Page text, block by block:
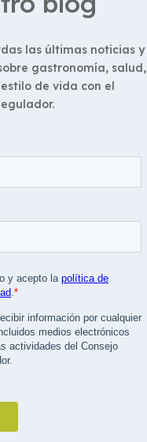
las últimas noticias y
gastronomía, salud,
de vida con el